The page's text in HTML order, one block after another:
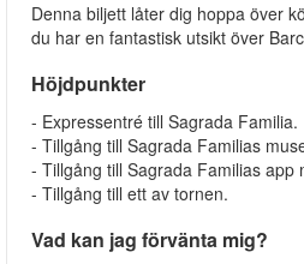
Denna biljett låter dig hoppa över
du har en fantastisk utsikt över
Höjdpunkter
- Expressentré till Sagrada Familia.
- Tillgång till Sagrada Familias
- Tillgång till Sagrada Familias app
- Tillgång till ett av tornen.
Vad kan jag förvänta mig?